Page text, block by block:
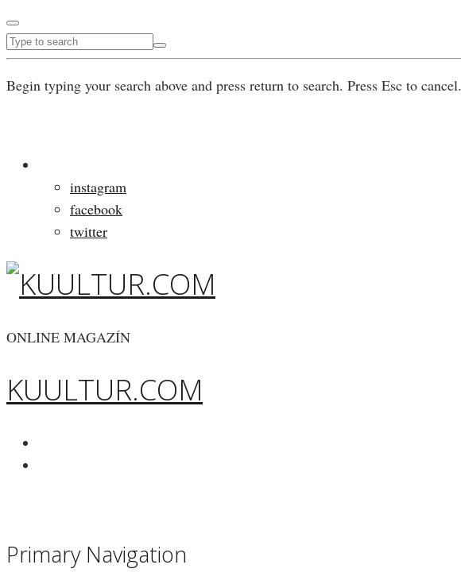
Begin typing your search above and press return to search. Press Esc to cancel.
instagram
facebook
twitter
ONLINE MAGAZÍN
KUULTUR.COM
Primary Navigation